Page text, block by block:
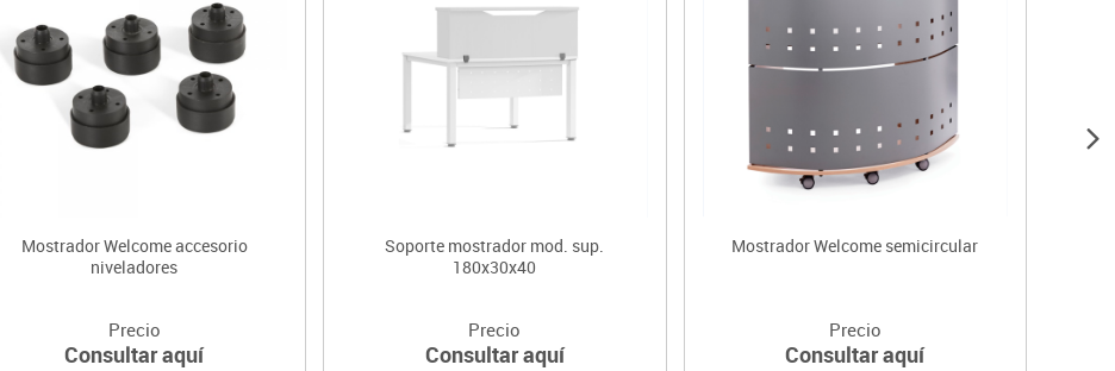
Mostrador Welcome accesorio
niveladores
Precio
Consultar aquí
Soporte mostrador mod. sup.
180x30x40
Precio
Consultar aquí
Mostrador Welcome semicircular
Precio
Consultar aquí